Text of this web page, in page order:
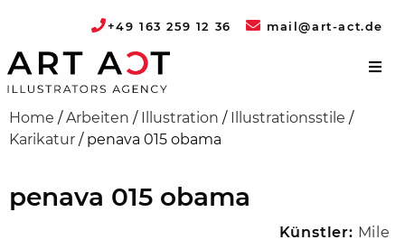
+49 163 259 12 36 mail@art-act.de
Home /Arbeiten / Illustration / Illustrationsstile /
Karikatur / penava 015 obama
penava 015 obama
Künstler: Mile